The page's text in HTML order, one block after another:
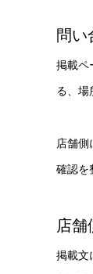
問い
掲載ペ
る、場
店舗側
確認を
店舗
掲載文